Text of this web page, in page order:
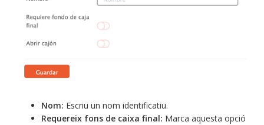
Nom: Escriu un nom identificatiu.
Requereix fons de caixa final: Marca aquesta opció